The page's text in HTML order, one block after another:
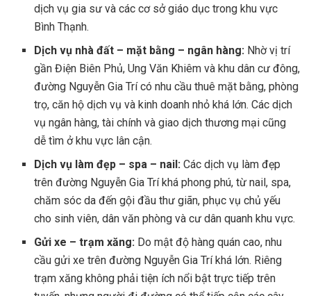
dịch vụ gia sư và các cơ sở giáo dục trong khu vực
Bình Thạnh.
Dịch vụ nhà đất – mặt bằng – ngân hàng: Nhờ vị trí
gần Điện Biên Phủ, Ung Văn Khiêm và khu dân cư đông,
đường Nguyễn Gia Trí có nhu cầu thuê mặt bằng, phòng
trọ, căn hộ dịch vụ và kinh doanh nhỏ khá lớn. Các dịch
vụ ngân hàng, tài chính và giao dịch thương mại cũng
dễ tìm ở khu vực lân cận.
Dịch vụ làm đẹp – spa – nail: Các dịch vụ làm đẹp
trên đường Nguyễn Gia Trí khá phong phú, từ nail, spa,
chăm sóc da đến gội đầu thư giãn, phục vụ chủ yếu
cho sinh viên, dân văn phòng và cư dân quanh khu vực.
Gửi xe – trạm xăng: Do mật độ hàng quán cao, nhu
cầu gửi xe trên đường Nguyễn Gia Trí khá lớn. Riêng
trạm xăng không phải tiện ích nổi bật trực tiếp trên